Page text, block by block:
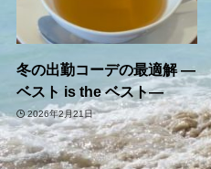
冬の出勤コーデの最適解 ―
ベスト is the ベスト―
2026年2月21日